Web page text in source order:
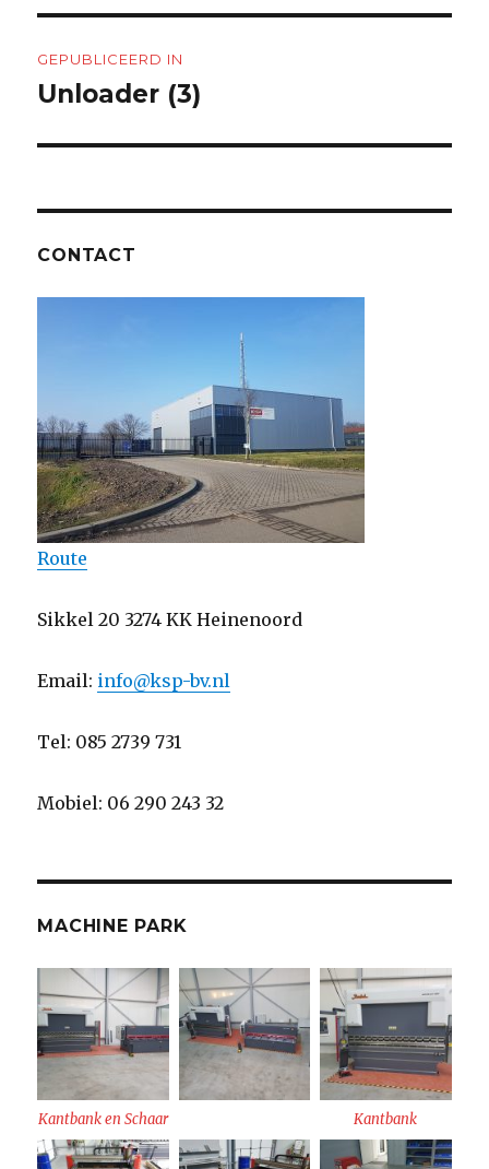
navigatie
GEPUBLICEERD IN
Unloader (3)
CONTACT
Route
Sikkel 20 3274 KK Heinenoord
Email: info@ksp-bv.nl
Tel: 085 2739 731
Mobiel: 06 290 243 32
MACHINE PARK
Kantbank en Schaar Kantbank